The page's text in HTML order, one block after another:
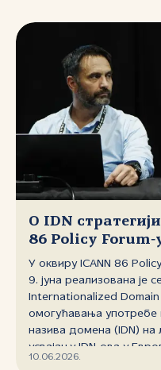
О IDN
86 Policy
У оквиру ICANN 86
9. јуна реализована је
Internationalized
омогућавања употребе
назива домена (IDN) на
усвајању IDN‑ова у
истих и Универзалној
10.06.2026.